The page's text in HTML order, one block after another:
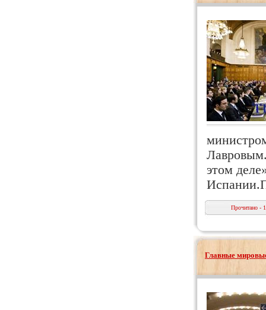
этом
Прочитано -
Главные